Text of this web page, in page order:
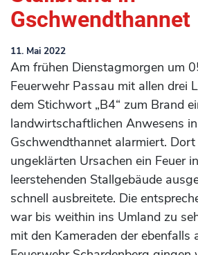
Gschwendthannet
11. Mai 2022
Am frühen Dienstagmorgen um
Feuerwehr Passau mit allen drei
dem Stichwort „B4“ zum Brand
landwirtschaftlichen Anwesens in
Gschwendthannet alarmiert.
ungeklärten Ursachen ein Feuer
leerstehenden Stallgebäude
schnell ausbreitete. Die
war bis weithin ins Umland zu
mit den Kameraden der ebenfalls